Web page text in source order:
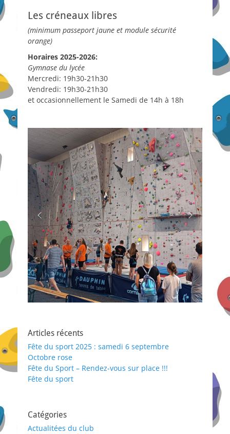
Les créneaux libres
(minimum passeport jaune et module sécurité
orange)
Horaires 2025-2026:
Gymnase du lycée
Mercredi: 19h30-21h30
Vendredi: 19h30-21h30
et occasionnellement le Samedi de 14h à 18h
Articles récents
Fête du sport 2025 : samedi 6 septembre
Octobre rose
Fête du Sport – Rendez-vous sur place !!!
Fête du sport
Catégories
Actualitées du club